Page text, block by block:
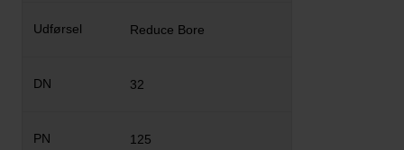
Reduce Bore
32
125